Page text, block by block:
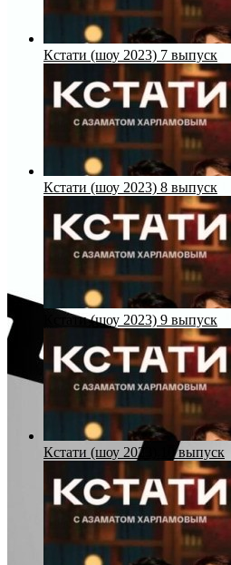
Кстати (шоу 2023) 7 выпуск
Кстати (шоу 2023) 8 выпуск
Кстати (шоу 2023) 9 выпуск
Кстати (шоу 2023) 10 выпуск